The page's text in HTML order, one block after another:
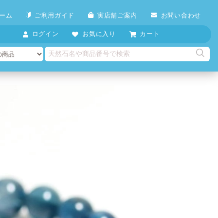
ム ご利用ガイド 実店舗ご案内 お問い合わせ
ログイン お気に入り カート